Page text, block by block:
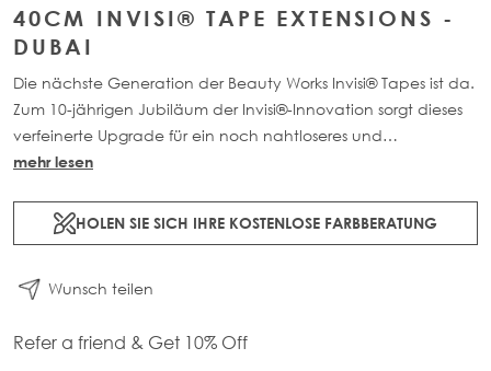
40CM INVISI® TAPE EXTENSIONS -
DUBAI
Die nächste Generation der Beauty Works Invisi® Tapes ist da.
Zum 10-jährigen Jubiläum der Invisi®-Innovation sorgt dieses
verfeinerte Upgrade für ein noch nahtloseres und
natürlicheres Finish. Erhältlich in 40cm-60cm Länge sowie in
Farben. Jede 48g-Packung enthält 22 Tapes aus 100% Remy-
Echthaar.
mehr lesen
HOLEN SIE SICH IHRE KOSTENLOSE FARBBERATUNG
Wunsch teilen
Refer a friend & Get 10% Off